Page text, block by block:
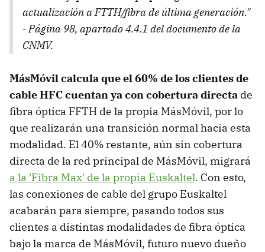
actualización a FTTH/fibra de última generación."
- Página 98, apartado 4.4.1 del documento de la
CNMV.
MásMóvil calcula que el 60% de los clientes de
cable HFC cuentan ya con cobertura directa de
fibra óptica FFTH de la propia MásMóvil, por lo
que realizarán una transición normal hacia esta
modalidad. El 40% restante, aún sin cobertura
directa de la red principal de MásMóvil, migrará
a la 'Fibra Max' de la propia Euskaltel. Con esto,
las conexiones de cable del grupo Euskaltel
acabarán para siempre, pasando todos sus
clientes a distintas modalidades de fibra óptica
bajo la marca de MásMóvil, futuro nuevo dueño